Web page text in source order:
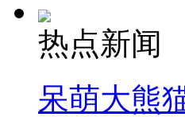
热点新闻
呆萌大熊